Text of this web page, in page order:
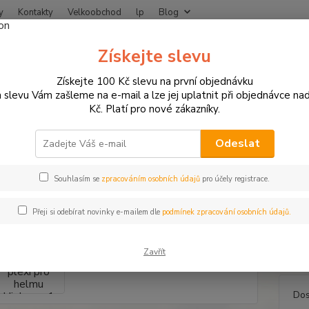
Kontakty Velkoobchod lp Blog
Hledat
HELMY A BRÝLE NA MOTO Náhradní plexi pro helmu Highway 1 DX2 na
plexi pro helmu Highway
Získejte slevu
Získejte 100 Kč slevu na první objednávku
slevu Vám zašleme na e-mail a lze jej uplatnit při objednávce
Kč. Platí pro nové zákazníky.
Odeslat
Souhlasím se zpracováním osobních údajů pro účely registrace.
Přeji si odebírat novinky e-mailem dle podmínek zpracování osobních údajů.
Zavřít